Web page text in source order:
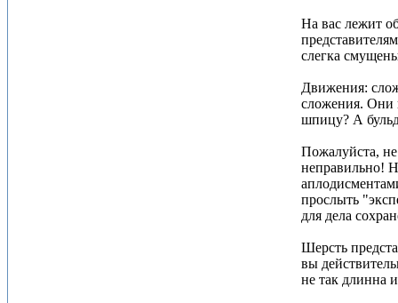
На вас лежит
слегка
Движения:
сложения. Они
шпицу? А
Пожалуйста, не
неправильно!
прослыть
для дела
Шерсть
вы
не так длинна